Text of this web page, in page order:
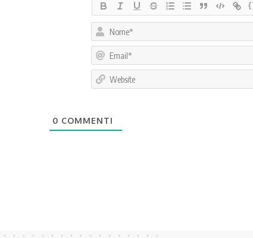
0 COMMENTI